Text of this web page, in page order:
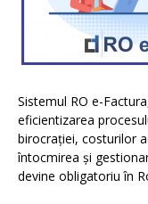
Sistemul RO e-
eficientizarea
birocrației, costurilor
întocmirea și
devine obligatoriu în